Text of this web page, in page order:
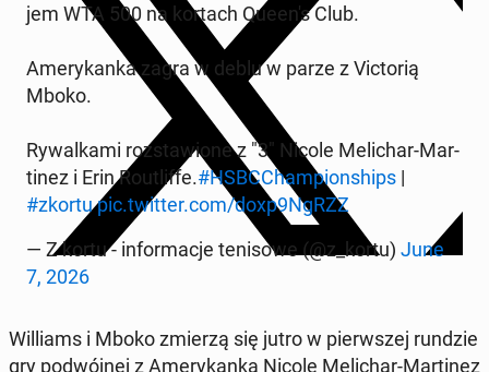
jem WTA 500 na kortach Queen's Club.
Ame­ry­kan­ka zagra w deblu w parze z Vic­to­rią
Mboko.
Ry­wal­ka­mi roz­sta­wio­ne z "3" Nicole Me­li­char-Mar­
ti­nez i Erin Ro­utlif­fe.#HSBC­Cham­pion­ships |
#zkortupic.twitter.com/doxp9NgRZZ
— Z kortu - in­for­ma­cje te­ni­so­we (@z_kortu) June
7, 2026
Wil­liams i Mboko zmierzą się jutro w pierw­szej rundzie
gry po­dwój­nej z Ame­ry­kan­ką Nicole Me­li­char-Mar­ti­nez